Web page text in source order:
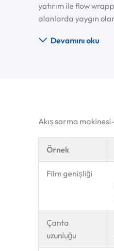
yatırım ile flow
alanlarda yaygın
Devamını oku
Akış sarma
Örnek
Film genişliği
Çanta
uzunluğu